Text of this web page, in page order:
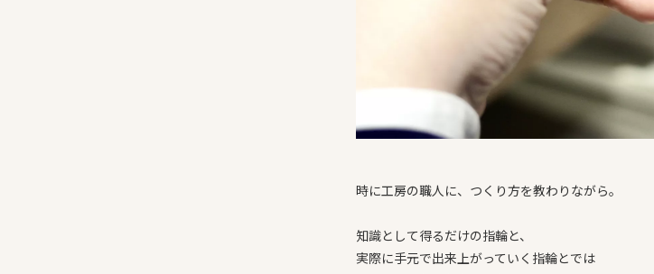
時に工房の職人に、つくり方を教わりながら。
知識として得るだけの指輪と、
実際に手元で出来上がっていく指輪とでは